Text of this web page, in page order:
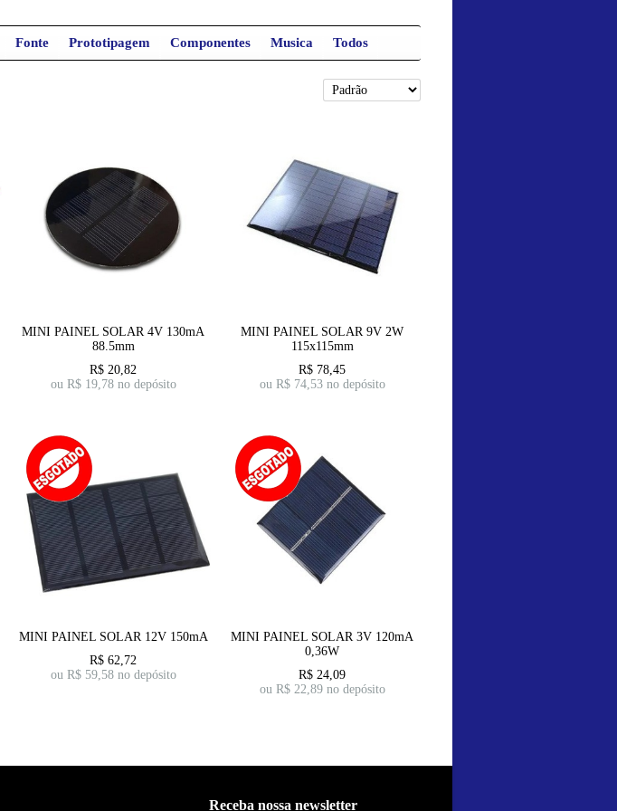
Fonte Prototipagem Componentes Musica Todos
MINI PAINEL SOLAR 4V 130mA
88.5mm
R$ 20,82
ou R$ 19,78 no depósito
MINI PAINEL SOLAR 9V 2W
115x115mm
R$ 78,45
ou R$ 74,53 no depósito
MINI PAINEL SOLAR 12V 150mA
R$ 62,72
ou R$ 59,58 no depósito
MINI PAINEL SOLAR 3V 120mA
0,36W
R$ 24,09
ou R$ 22,89 no depósito
Receba nossa newsletter